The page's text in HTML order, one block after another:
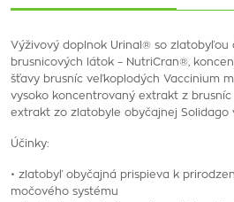
Výživový doplnok Urinal® so zlatobyľou
brusnicových látok – NutriCran®,
šťavy brusníc veľkoplodých Vaccinium
vysoko koncentrovaný extrakt z brusníc
extrakt zo zlatobyle obyčajnej Solidago
Účinky:
• zlatobyľ obyčajná prispieva k
močového systému